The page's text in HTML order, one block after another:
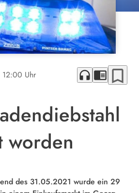
12:00 Uhr headphones chrome_reader_mode bookmark_border
worden
des 31.05.2021 wurde ein 29